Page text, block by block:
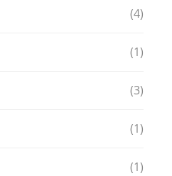
(4)
(1)
(3)
(1)
(1)